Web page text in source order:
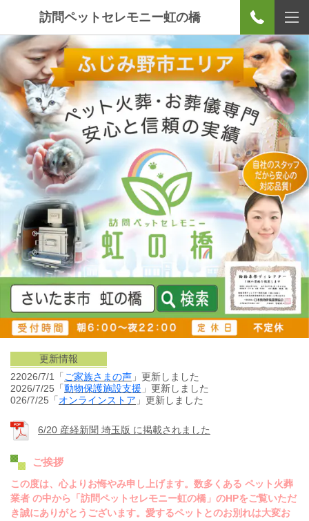
訪問ペットセレモニー虹の橋
更新情報
22026/7/1「 ご家族さまの声 」更新しました
2026/7/25「 動物保護施設支援 」更新しました
026/7/25「 オンラインストア 」更新しました
6/20 産経新聞 埼玉版 に掲載されました
ご挨拶
この度は、心よりお悔やみ申し上げます。数多くある ペット火葬
業者 の中から「訪問ペットセレモニー虹の橋」のHPをご覧いただ
き誠にありがとうございます。愛するペットとのお別れは大変お